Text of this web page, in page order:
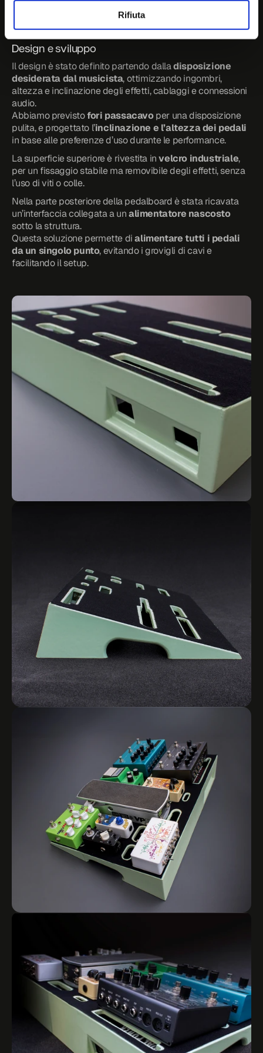
Rifiuta
Design e sviluppo
Il design è stato definito partendo dalla disposizione
desiderata dal musicista, ottimizzando ingombri,
altezza e inclinazione degli effetti, cablaggi e connessioni
audio.
Abbiamo previsto fori passacavo per una disposizione
pulita, e progettato l’inclinazione e l’altezza dei pedali
in base alle preferenze d’uso durante le performance.
La superficie superiore è rivestita in velcro industriale,
per un fissaggio stabile ma removibile degli effetti, senza
l’uso di viti o colle.
Nella parte posteriore della pedalboard è stata ricavata
un’interfaccia collegata a un alimentatore nascosto
sotto la struttura.
Questa soluzione permette di alimentare tutti i pedali
da un singolo punto, evitando i grovigli di cavi e
facilitando il setup.